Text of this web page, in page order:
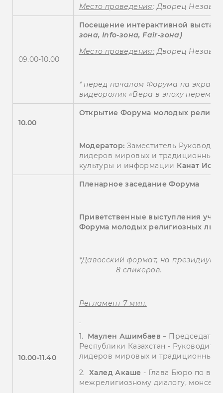
Место проведения: Дворец
09.00-10.00
Посещение интерактивной
зона, Info-зона,Fair-зона)
Место проведения: Дворец
* перед началом Форума на
видеоролик «Вера в эпоху
10.00
Открытие Форума молодых
Модератор: Заместитель
лидеров мировых и традиционных
культуры и информации Канат
10.00-11.40
Пленарное заседание Форума
Приветственные выступления
Форума молодых религиозных
*Давосский формат, на
8 спикеров.
Регламент 7 мин.
1. Маулен Ашимбаев –
Республики Казахстан -
лидеров мировых и традиционных
2.Халед Акаше - Глава Бюро по
межрелигиозному диалогу,